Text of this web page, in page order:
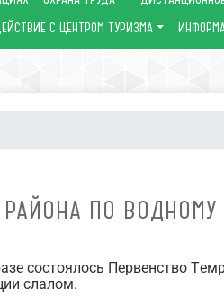
С ЦЕНТРОМ ТУРИЗМА
ПО ВОДНОМУ
состоялось Первенство
слалом.